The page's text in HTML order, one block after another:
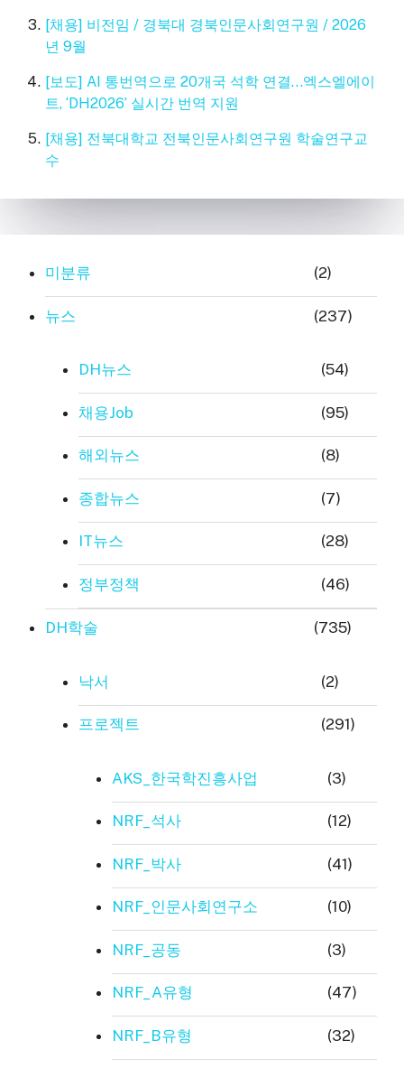
[채용] 비전임 / 경북대 경북인문사회연구원 / 2026
년 9월
[보도] AI 통번역으로 20개국 석학 연결…엑스엘에이
트, ‘DH2026’ 실시간 번역 지원
[채용] 전북대학교 전북인문사회연구원 학술연구교
수
미분류 (2)
뉴스 (237)
DH뉴스 (54)
채용Job (95)
해외뉴스 (8)
종합뉴스 (7)
IT뉴스 (28)
정부정책 (46)
DH학술 (735)
낙서 (2)
프로젝트 (291)
AKS_한국학진흥사업 (3)
NRF_석사 (12)
NRF_박사 (41)
NRF_인문사회연구소 (10)
NRF_공동 (3)
NRF_A유형 (47)
NRF_B유형 (32)